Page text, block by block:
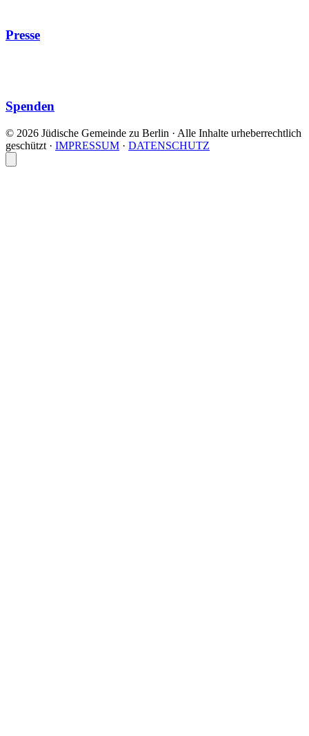
Presse
Spenden
© 2026 Jüdische Gemeinde zu Berlin · Alle Inhalte urheberrechtlich
geschützt · IMPRESSUM · DATENSCHUTZ